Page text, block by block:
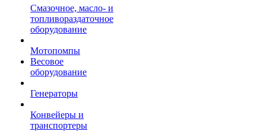
Смазочное, масло- и
топливораздаточное
оборудование
Мотопомпы
Весовое
оборудование
Генераторы
Конвейеры и
транспортеры